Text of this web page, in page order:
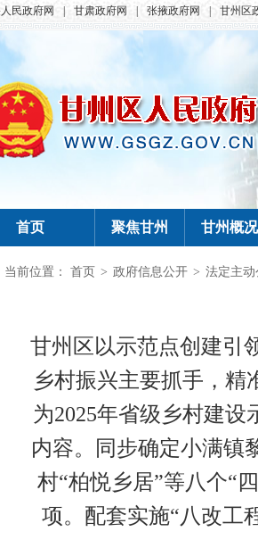
民政府网 甘肃政府网 张掖政府网 甘州区
首页 聚焦甘州 甘州概况
当前位置： 首页 > 政府信息公开 > 法定主动
甘州区以示范点创建引
乡村振兴主要抓手，精
为2025年省级乡村建
内容。同步确定小满镇
村“柏悦乡居”等八个“
项。配套实施“八改工